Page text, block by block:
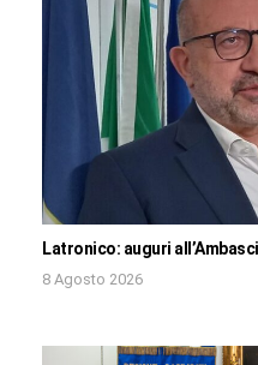
Latronico: auguri
8 Agosto 2026